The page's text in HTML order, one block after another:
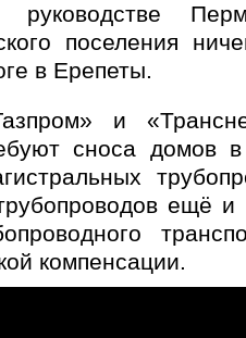
поселения
в Ерепеты.
и
сноса домов
ещё
компенсации.